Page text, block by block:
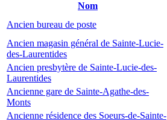
Nom
Ancien bureau de poste
Ancien magasin général de Sainte-Lucie-
des-Laurentides
Ancien presbytère de Sainte-Lucie-des-
Laurentides
Ancienne gare de Sainte-Agathe-des-
Monts
Ancienne résidence des Soeurs-de-Sainte-